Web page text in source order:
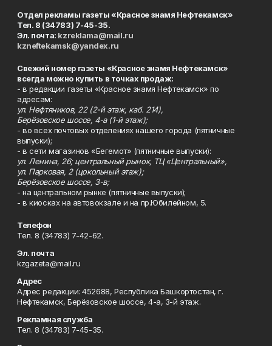
Отдел рекламы газеты «Красное знамя Нефтекамск»
Тел. 8 (34783) 7-45-35.
Эл. почта: kzreklama@mail.ru
kzneftekamsk@yandex.ru
Свежий номер газеты «Красное знамя Нефтекамск»
всегда можно купить в точках продаж:
- в редакции газеты «Красное знамя Нефтекамск» по
адресам:
ул. Нефтяников, 22 (2-й этаж, каб. 214),
Берёзовское шоссе, 4-а (1-й этаж);
- во всех почтовых отделениях нашего города (пятничные
выпуски);
- в сети магазинов «Бегемот» (пятничные выпуски):
ул. Ленина, 26; центральный рынок, ТЦ «Центральный»,
ул. Парковая, 2 (цокольный этаж);
Берёзовское шоссе, 3-в;
- на центральном рынке (пятничные выпуски);
- в киосках на автовокзале и на пр.Юбилейном, 5.
Телефон
Тел. 8 (34783) 7-42-62.
Эл. почта
kzgazeta@mail.ru
Адрес
Адрес редакции: 452688, Республика Башкортостан, г.
Нефтекамск, Берёзовское шоссе, 4-а, 3-й этаж.
Рекламная служба
Тел. 8 (34783) 7-45-35.